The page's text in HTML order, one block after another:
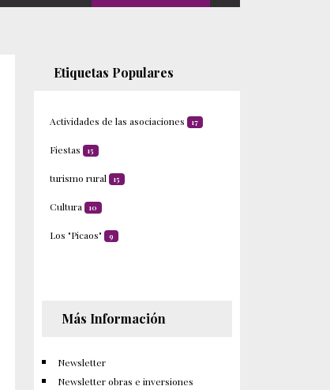
Etiquetas Populares
Actividades de las asociaciones 17
Fiestas 15
turismo rural 15
Cultura 10
Los "Picaos" 9
Más Información
Newsletter
Newsletter obras e inversiones